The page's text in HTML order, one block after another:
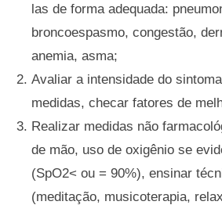
las de forma adequada:
broncoespasmo, congestão,
anemia, asma;
Avaliar a intensidade do
medidas, checar fatores de
Realizar medidas não
de mão, uso de oxigênio se
(SpO2< ou = 90%), ensinar
(meditação, musicoterapia,